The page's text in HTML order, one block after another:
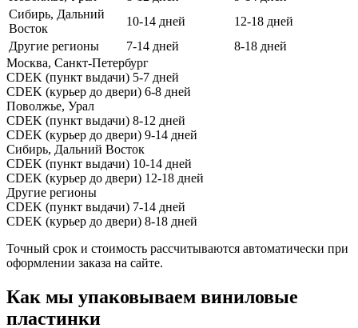
Сибирь, Дальний
Восток
10-14 дней
12-18 дней
Другие регионы
7-14 дней
8-18 дней
Москва, Санкт-Петербург
CDEK (пункт выдачи) 5-7 дней
CDEK (курьер до двери) 6-8 дней
Поволжье, Урал
CDEK (пункт выдачи) 8-12 дней
CDEK (курьер до двери) 9-14 дней
Сибирь, Дальний Восток
CDEK (пункт выдачи) 10-14 дней
CDEK (курьер до двери) 12-18 дней
Другие регионы
CDEK (пункт выдачи) 7-14 дней
CDEK (курьер до двери) 8-18 дней
Точный срок и стоимость рассчитываются автоматически при
оформлении заказа на сайте.
Как мы упаковываем виниловые
пластинки